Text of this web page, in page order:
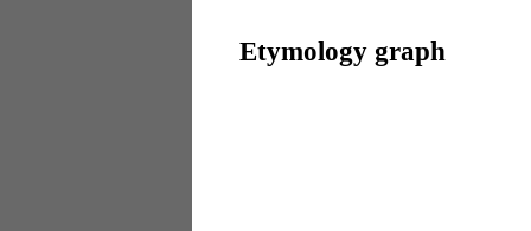
Etymology graph